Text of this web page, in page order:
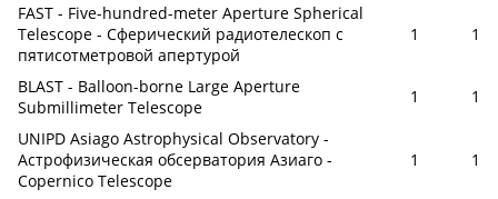
FAST - Five-hundred-meter Aperture Spherical
Telescope - Сферический радиотелескоп с
пятисотметровой апертурой
1 1
BLAST - Balloon-borne Large Aperture
Submillimeter Telescope
1
1
UNIPD Asiago Astrophysical Observatory -
Астрофизическая обсерватория Азиаго -
Copernico Telescope
1 1